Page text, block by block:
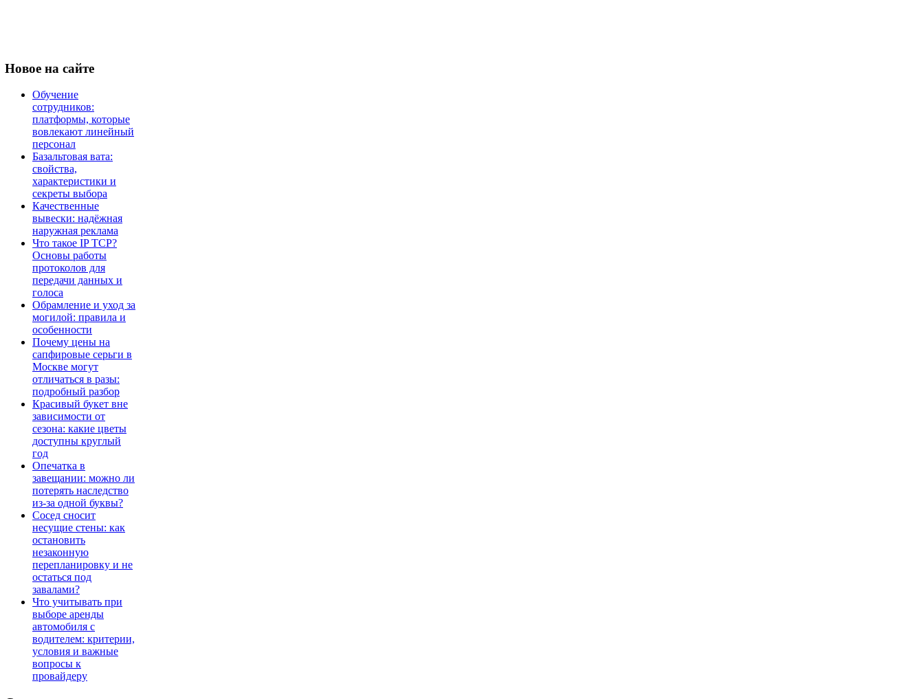
Новое на сайте
Обучение
сотрудников:
платформы, которые
вовлекают линейный
персонал
Базальтовая вата:
свойства,
характеристики и
секреты выбора
Качественные
вывески: надёжная
наружная реклама
Что такое IP TCP?
Основы работы
протоколов для
передачи данных и
голоса
Обрамление и уход за
могилой: правила и
особенности
Почему цены на
сапфировые серьги в
Москве могут
отличаться в разы:
подробный разбор
Красивый букет вне
зависимости от
сезона: какие цветы
доступны круглый
год
Опечатка в
завещании: можно ли
потерять наследство
из-за одной буквы?
Сосед сносит
несущие стены: как
остановить
незаконную
перепланировку и не
остаться под
завалами?
Что учитывать при
выборе аренды
автомобиля с
водителем: критерии,
условия и важные
вопросы к
провайдеру